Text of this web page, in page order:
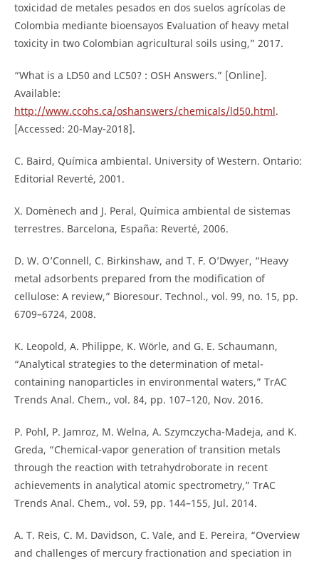
toxicidad de metales pesados en dos suelos agrícolas de
Colombia mediante bioensayos Evaluation of heavy metal
toxicity in two Colombian agricultural soils using,” 2017.
“What is a LD50 and LC50? : OSH Answers.” [Online].
Available:
http://www.ccohs.ca/oshanswers/chemicals/ld50.html.
[Accessed: 20-May-2018].
C. Baird, Química ambiental. University of Western. Ontario:
Editorial Reverté, 2001.
X. Domènech and J. Peral, Química ambiental de sistemas
terrestres. Barcelona, España: Reverté, 2006.
D. W. O’Connell, C. Birkinshaw, and T. F. O’Dwyer, “Heavy
metal adsorbents prepared from the modification of
cellulose: A review,” Bioresour. Technol., vol. 99, no. 15, pp.
6709–6724, 2008.
K. Leopold, A. Philippe, K. Wörle, and G. E. Schaumann,
“Analytical strategies to the determination of metal-
containing nanoparticles in environmental waters,” TrAC
Trends Anal. Chem., vol. 84, pp. 107–120, Nov. 2016.
P. Pohl, P. Jamroz, M. Welna, A. Szymczycha-Madeja, and K.
Greda, “Chemical-vapor generation of transition metals
through the reaction with tetrahydroborate in recent
achievements in analytical atomic spectrometry,” TrAC
Trends Anal. Chem., vol. 59, pp. 144–155, Jul. 2014.
A. T. Reis, C. M. Davidson, C. Vale, and E. Pereira, “Overview
and challenges of mercury fractionation and speciation in